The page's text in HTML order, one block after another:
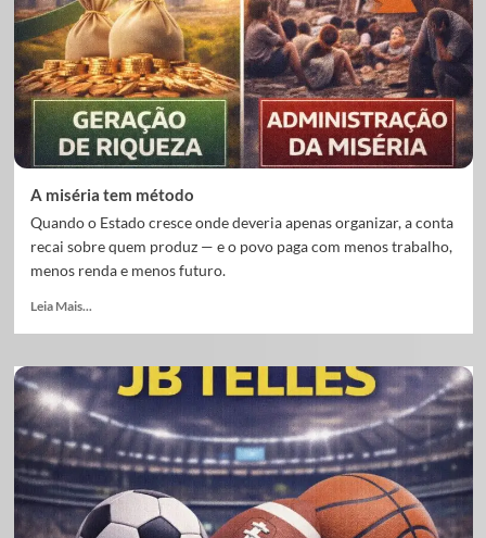
A miséria tem método
Quando o Estado cresce onde deveria apenas organizar, a conta
recai sobre quem produz — e o povo paga com menos trabalho,
menos renda e menos futuro.
Leia Mais...